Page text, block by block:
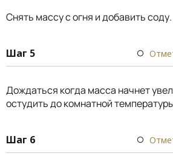
Снять массу с огня и добавить соду.
Шаг 5
Дождаться когда масса начнет
остудить до комнатной
Шаг 6